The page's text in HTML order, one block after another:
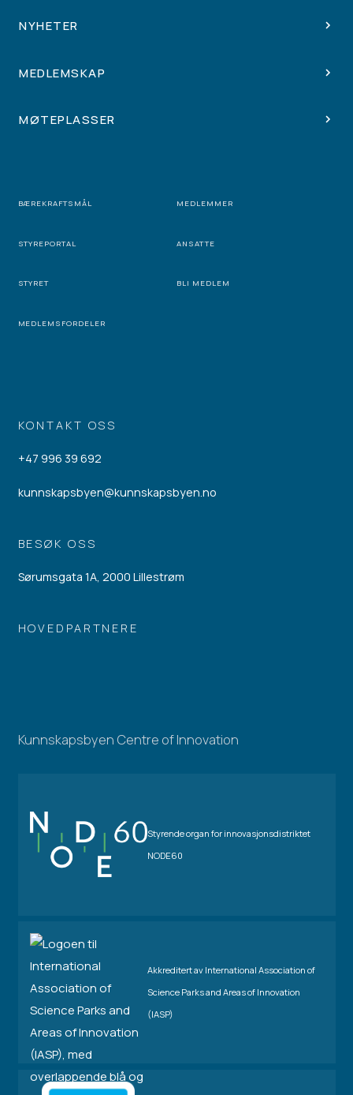
KONTAKT OSS
+47 996 39 692
kunnskapsbyen@kunnskapsbyen.no
BESØK OSS
Sørumsgata 1A, 2000 Lillestrøm
HOVEDPARTNERE
NYHETER
MEDLEMSKAP
MØTEPLASSER
BÆREKRAFTSMÅL MEDLEMMER
STYREPORTAL ANSATTE
STYRET BLI MEDLEM
MEDLEMSFORDELER
Kunnskapsbyen Centre of Innovation
Styrende organ for innovasjonsdistriktet
NODE60
Akkreditert av International Association of
Science Parks and Areas of Innovation
(IASP)